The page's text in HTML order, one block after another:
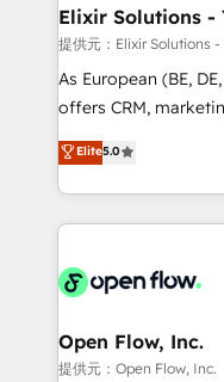
greatness, which is
absolute clarity,
strategy, executed
results. The culture
Mindedness, and Clarity. We are driven to win
collective good of
things are happening.
提供元：Elixir Solutions
As European (BE,
offers CRM,
integration products
and enterprise customers. We ensure that
service and
most effective way,
integrated buyers
and Stockholm Elixir is a first mover and leader
when it comes to
Elite5.0
Open Flow, Inc.
提供元：Open Flow, Inc.